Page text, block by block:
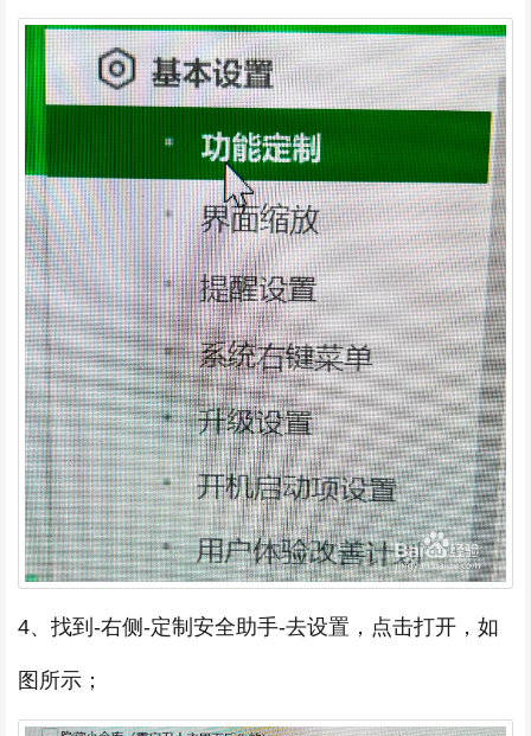
4、找到-右侧-定制安全助手-去设置，点击打开，如
图所示；